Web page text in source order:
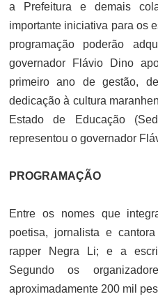
a Prefeitura e demais
importante iniciativa para os
programação poderão
governador Flávio Dino
primeiro ano de gestão,
dedicação à cultura
Estado de Educação
representou o governador
PROGRAMAÇÃO
Entre os nomes que
poetisa, jornalista e
rapper Negra Li; e a
Segundo os
aproximadamente 200 mil